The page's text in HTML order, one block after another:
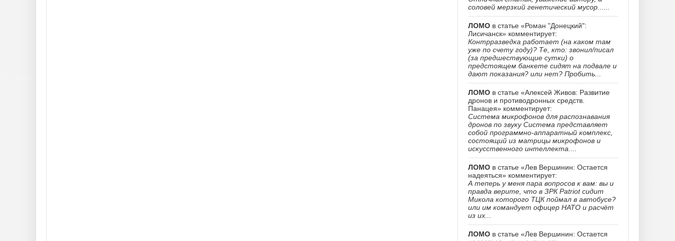
соловей мерзкий генетический мусор......
ЛОМО в статье «Роман "Донецкий":
Лисичанск» комментирует:
Контрразведка работает (на каком там
уже по счету году)? Те, кто: звонил/писал
(за предшествующие сутки) о
предстоящем банкете сидят на подвале и
дают показания? или нет? Пробить...
ЛОМО в статье «Алексей Живов: Развитие
дронов и противодронных средств.
Панацея» комментирует:
Система микрофонов для распознавания
дронов по звуку Система представляет
собой программно-аппаратный комплекс,
состоящий из матрицы микрофонов и
искусственного интеллекта....
ЛОМО в статье «Лев Вершинин: Остается
надеяться» комментирует:
А теперь у меня пара вопросов к вам: вы и
правда верите, что в ЗРК Patriot сидит
Микола которого ТЦК поймал в автобусе?
или им командует офицер НАТО и расчёт
из их...
ЛОМО в статье «Лев Вершинин: Остается